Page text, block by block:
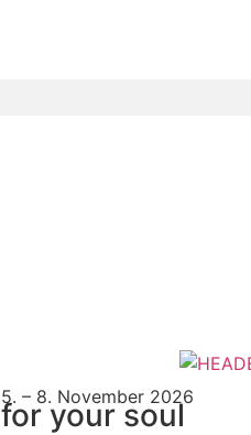
5. – 8. November 2026
for your soul